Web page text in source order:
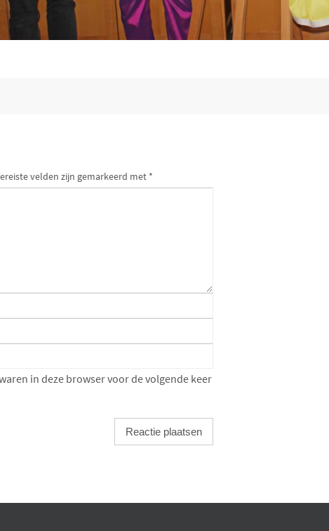
velden zijn gemarkeerd met *
in deze browser voor de volgende keer